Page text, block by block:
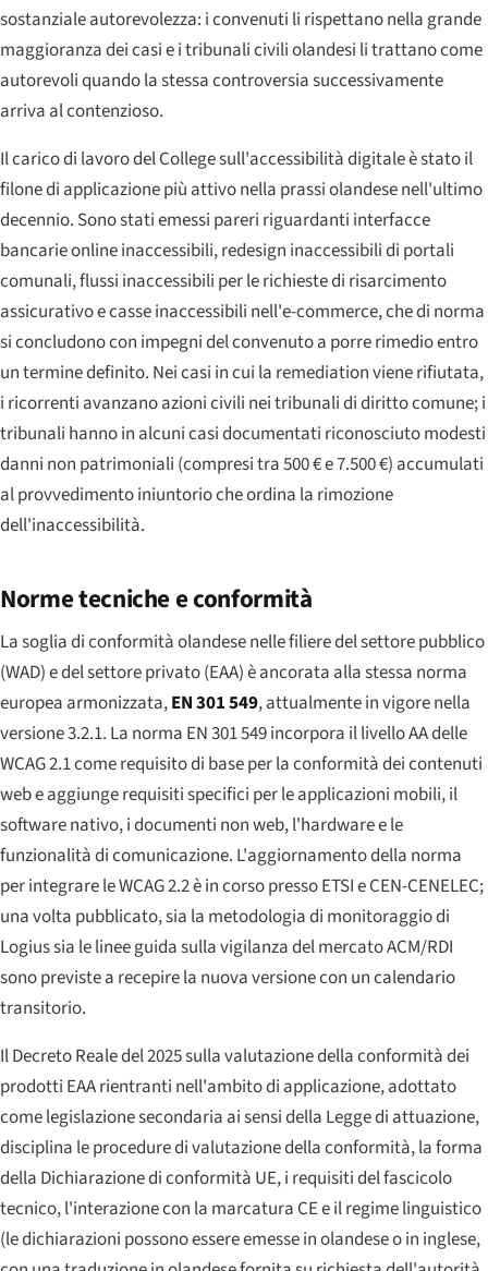
sostanziale autorevolezza: i convenuti li rispettano nella grande
maggioranza dei casi e i tribunali civili olandesi li trattano come
autorevoli quando la stessa controversia successivamente
arriva al contenzioso.
Il carico di lavoro del College sull'accessibilità digitale è stato il
filone di applicazione più attivo nella prassi olandese nell'ultimo
decennio. Sono stati emessi pareri riguardanti interfacce
bancarie online inaccessibili, redesign inaccessibili di portali
comunali, flussi inaccessibili per le richieste di risarcimento
assicurativo e casse inaccessibili nell'e-commerce, che di norma
si concludono con impegni del convenuto a porre rimedio entro
un termine definito. Nei casi in cui la remediation viene rifiutata,
i ricorrenti avanzano azioni civili nei tribunali di diritto comune; i
tribunali hanno in alcuni casi documentati riconosciuto modesti
danni non patrimoniali (compresi tra 500 € e 7.500 €) accumulati
al provvedimento iniuntorio che ordina la rimozione
dell'inaccessibilità.
Norme tecniche e conformità
La soglia di conformità olandese nelle filiere del settore pubblico
(WAD) e del settore privato (EAA) è ancorata alla stessa norma
europea armonizzata,EN 301 549, attualmente in vigore nella
versione 3.2.1. La norma EN 301 549 incorpora il livello AA delle
WCAG 2.1 come requisito di base per la conformità dei contenuti
web e aggiunge requisiti specifici per le applicazioni mobili, il
software nativo, i documenti non web, l'hardware e le
funzionalità di comunicazione. L'aggiornamento della norma
per integrare le WCAG 2.2 è in corso presso ETSI e CEN-CENELEC;
una volta pubblicato, sia la metodologia di monitoraggio di
Logius sia le linee guida sulla vigilanza del mercato ACM/RDI
sono previste a recepire la nuova versione con un calendario
transitorio.
Il Decreto Reale del 2025 sulla valutazione della conformità dei
prodotti EAA rientranti nell'ambito di applicazione, adottato
come legislazione secondaria ai sensi della Legge di attuazione,
disciplina le procedure di valutazione della conformità, la forma
della Dichiarazione di conformità UE, i requisiti del fascicolo
tecnico, l'interazione con la marcatura CE e il regime linguistico
(le dichiarazioni possono essere emesse in olandese o in inglese,